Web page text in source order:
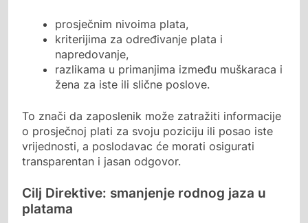
prosječnim nivoima plata,
kriterijima za određivanje plata i
napredovanje,
razlikama u primanjima između muškaraca i
žena za iste ili slične poslove.
To znači da zaposlenik može zatražiti informacije
o prosječnoj plati za svoju poziciju ili posao iste
vrijednosti, a poslodavac će morati osigurati
transparentan i jasan odgovor.
Cilj Direktive: smanjenje rodnog jaza u
platama